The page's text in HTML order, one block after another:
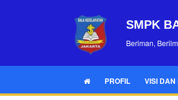
SMPK
Beriman,
PROFIL VISI DAN